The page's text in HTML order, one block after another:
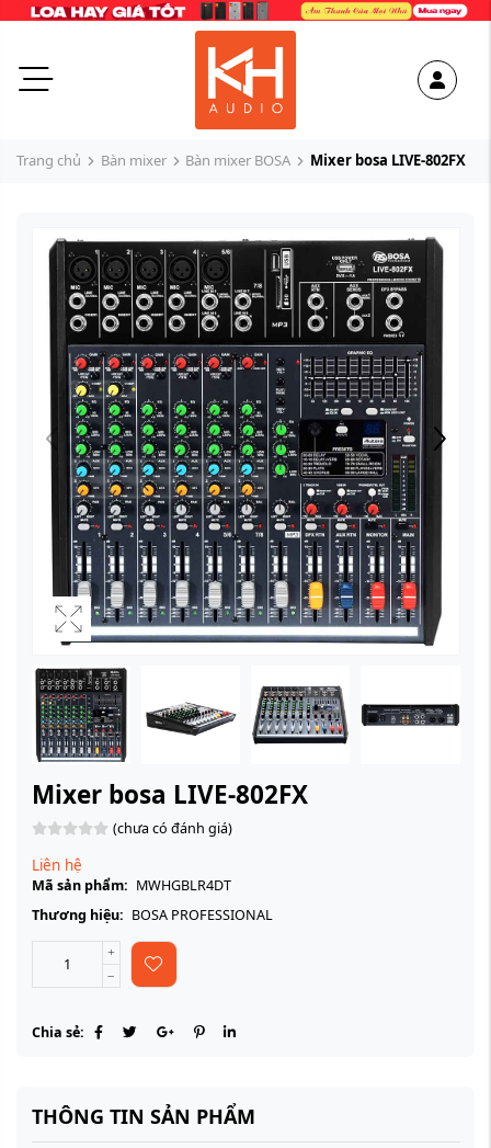
Trang chủ Bàn mixer Bàn mixer BOSA Mixer bosa LIVE-802FX
Mixer bosa LIVE-802FX
(chưa có đánh giá)
Liên hệ
Mã sản phẩm: MWHGBLR4DT
Thương hiệu: BOSA PROFESSIONAL
Chia sẻ:
THÔNG TIN SẢN PHẨM